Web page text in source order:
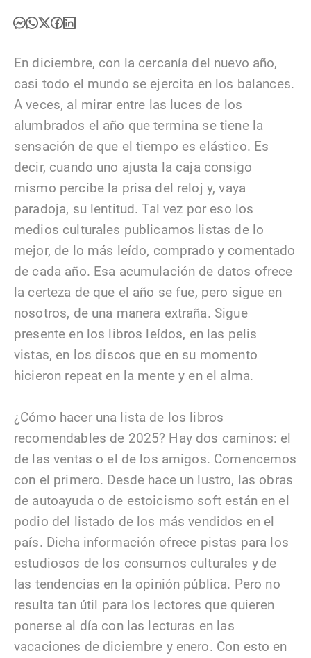
En diciembre, con la cercanía del nuevo año,
casi todo el mundo se ejercita en los balances.
A veces, al mirar entre las luces de los
alumbrados el año que termina se tiene la
sensación de que el tiempo es elástico. Es
decir, cuando uno ajusta la caja consigo
mismo percibe la prisa del reloj y, vaya
paradoja, su lentitud. Tal vez por eso los
medios culturales publicamos listas de lo
mejor, de lo más leído, comprado y comentado
de cada año. Esa acumulación de datos ofrece
la certeza de que el año se fue, pero sigue en
nosotros, de una manera extraña. Sigue
presente en los libros leídos, en las pelis
vistas, en los discos que en su momento
hicieron repeat en la mente y en el alma.
¿Cómo hacer una lista de los libros
recomendables de 2025? Hay dos caminos: el
de las ventas o el de los amigos. Comencemos
con el primero. Desde hace un lustro, las obras
de autoayuda o de estoicismo soft están en el
podio del listado de los más vendidos en el
país. Dicha información ofrece pistas para los
estudiosos de los consumos culturales y de
las tendencias en la opinión pública. Pero no
resulta tan útil para los lectores que quieren
ponerse al día con las lecturas en las
vacaciones de diciembre y enero. Con esto en